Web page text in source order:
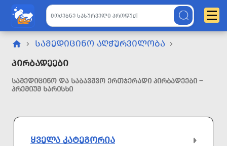
ᲡᲐᲛᲔᲓᲘᲪᲘᲜᲝ ᲐᲦᲭᲣᲠᲕᲘᲚᲝᲑᲐ
Პირბადეები
ᲡᲐᲛᲔᲓᲘᲪᲘᲜᲝ ᲓᲐ ᲡᲐᲑᲐᲕᲨᲕᲝ ᲔᲠᲗᲯᲔᲠᲐᲓᲘ ᲞᲘᲠᲑᲐᲓᲔᲔᲑᲘ –
ᲞᲠᲔᲛᲘᲣᲛ ᲮᲐᲠᲘᲡᲮᲘ
ᲧᲕᲔᲚᲐ ᲙᲐᲢᲔᲒᲝᲠᲘᲐ